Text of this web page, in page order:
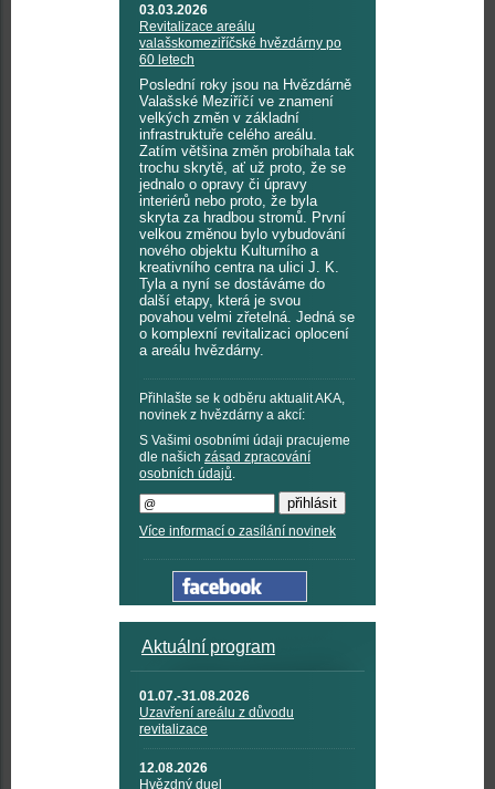
03.03.2026
Revitalizace areálu
valašskomeziříčské hvězdárny po
60 letech
Poslední roky jsou na Hvězdárně
Valašské Meziříčí ve znamení
velkých změn v základní
infrastruktuře celého areálu.
Zatím většina změn probíhala tak
trochu skrytě, ať už proto, že se
jednalo o opravy či úpravy
interiérů nebo proto, že byla
skryta za hradbou stromů. První
velkou změnou bylo vybudování
nového objektu Kulturního a
kreativního centra na ulici J. K.
Tyla a nyní se dostáváme do
další etapy, která je svou
povahou velmi zřetelná. Jedná se
o komplexní revitalizaci oplocení
a areálu hvězdárny.
Přihlašte se k odběru aktualit AKA,
novinek z hvězdárny a akcí:
S Vašimi osobními údaji pracujeme
dle našich zásad zpracování
osobních údajů.
Více informací o zasílání novinek
Aktuální program
01.07.-31.08.2026
Uzavření areálu z důvodu
revitalizace
12.08.2026
Hvězdný duel